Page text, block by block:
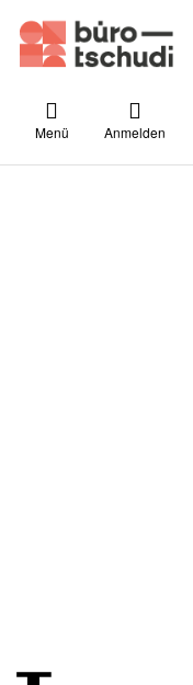
Menü Anmelden